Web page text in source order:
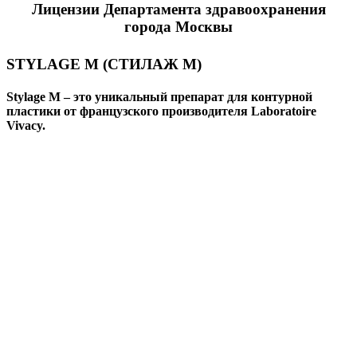
Лицензии Департамента здравоохранения
города Москвы
STYLAGE М (СТИЛАЖ М)
Stylage M – это уникальный препарат для контурной
пластики от французского производителя Laboratoire
Vivacy.